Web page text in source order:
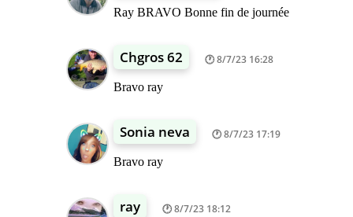
Ray BRAVO Bonne fin de journée
Chgros 62 8/7/23 16:28
Bravo ray
Sonia neva 8/7/23 17:19
Bravo ray
ray 8/7/23 18:12